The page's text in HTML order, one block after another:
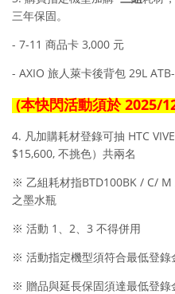
三年保固。
- 7-11 商品卡 3,000 元
- AXIO 旅人萊卡後背包 29L
(本快閃活動須於2025/
4. 凡加購耗材登錄可抽 HTC
$15,600, 不挑色）共兩名
※ 乙組耗材指BTD100BK / C/
之墨水瓶
※ 活動 1、2、3 不得併用
※ 活動指定機型須符合最低登錄
※ 贈品與延長保固須達最低登錄